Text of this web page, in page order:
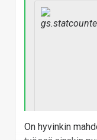
On hyvinkin